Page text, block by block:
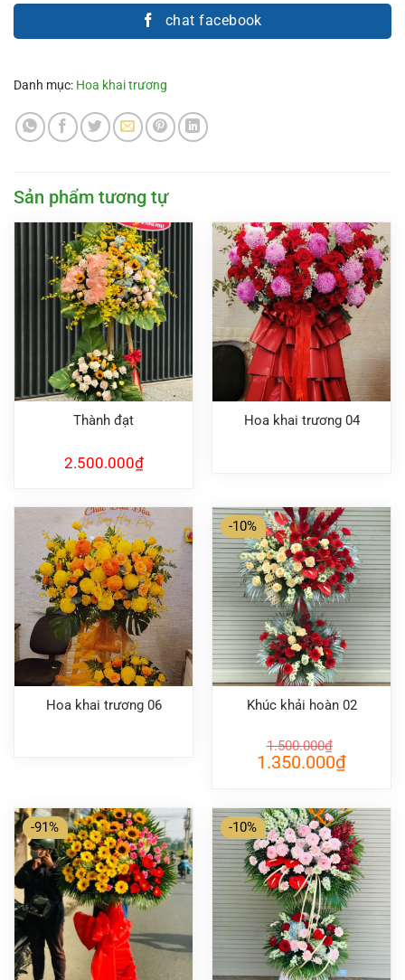
chat facebook
Danh mục: Hoa khai trương
Sản phẩm tương tự
Thành đạt
2.500.000₫
Hoa khai trương 04
Hoa khai trương 06
-10%
Khúc khải hoàn 02
1.500.000₫
Giá
gốc
1.350.000₫Giá
-91% -10%